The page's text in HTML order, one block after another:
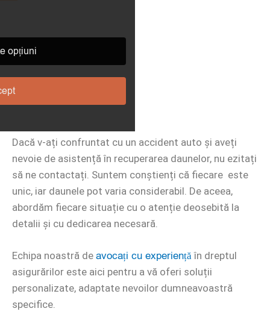
Dacă v-ați confruntat cu un accident auto și aveți
nevoie de asistență în recuperarea daunelor, nu ezitați
să ne contactați. Suntem conștienți că fiecare este
unic, iar daunele pot varia considerabil. De aceea,
abordăm fiecare situație cu o atenție deosebită la
detalii și cu dedicarea necesară.
Echipa noastră de avocați cu experiențăîn dreptul
asigurărilor este aici pentru a vă oferi soluții
personalizate, adaptate nevoilor dumneavoastră
specifice.
opțiuni